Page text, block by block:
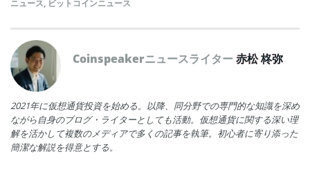
ニュース, ビットコインニュース
Coinspeakerニュースライター赤松 柊弥
2021年に仮想通貨投資を始める。以降、同分野での専門的な知識を深め
ながら自身のブログ・ライターとしても活動。仮想通貨に関する深い理
解を活かして複数のメディアで多くの記事を執筆。初心者に寄り添った
簡潔な解説を得意とする。